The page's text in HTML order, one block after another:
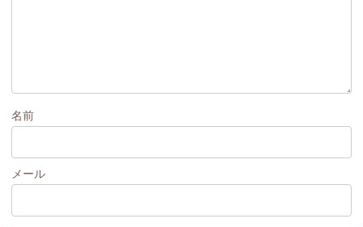
名前
メール